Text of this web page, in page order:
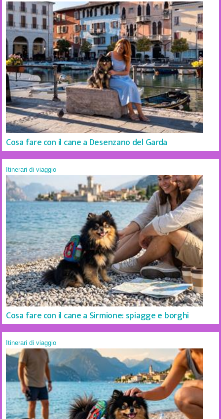
Cosa fare con il cane a Desenzano del Garda
Itinerari di viaggio
Cosa fare con il cane a Sirmione: spiagge e borghi
Itinerari di viaggio